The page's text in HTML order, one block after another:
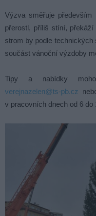
Výzva směřuje především
přerostl, příliš stíní,
strom by podle technických
součást vánoční výzdoby
Tipy a nabídky
verejnazelen@ts-pb.cz
v pracovních dnech od 6 do